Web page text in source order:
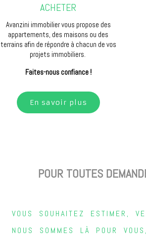
ACHETER
Avanzini immobilier vous propose des
appartements, des maisons ou des
terrains afin de répondre à chacun de vos
projets immobiliers.
Faites-nous confiance !
En savoir plus
POUR TOUTES
VOUS SOUHAITEZ ESTIMER,
NOUS SOMMES LÀ POUR